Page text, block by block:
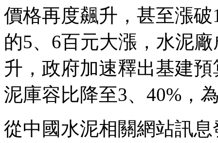
價格再度飆升，甚至漲
的5、6百元大漲，水泥
升，政府加速釋出基建
泥庫容比降至3、40%，
從中國水泥相關網站訊